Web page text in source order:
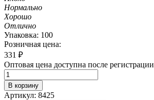
Нормально
Хорошо
Отлично
Упаковка: 100
Розничная цена:
331 ₽
Оптовая цена доступна после регистрации
В корзину
Артикул: 8425